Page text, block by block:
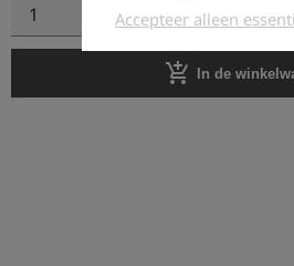
Accepteer alleen
1
add_shopping_cart In de